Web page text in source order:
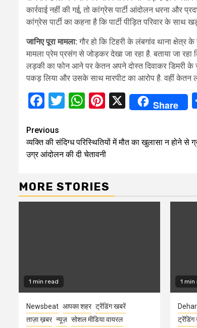
कार्रवाई नहीं की गई, तो कांग्रेस पार्टी आंदोलन धरना और
कांग्रेस पार्टी का कहना है कि पार्टी पीड़ित परिवार के
जानिए पूरा मामला: गौर हो कि टिहरी के लंबगांव थाना
मामला प्रेम प्रसंग से जोड़कर देखा जा रहा है. बताया जा
लड़की का फोन आने पर केतन अपने दोस्त दिवाकर डिमरी के
पकड़ लिया और उसके साथ मारपीट का आरोप है. वहीं केतन
Facebook
Twitter
WhatsApp
Pinterest
X Share
Continue
Reading
Previous
व्यक्ति की संदिग्ध परिस्थितियों में मौत का खुलासा न होने से
उग्र आंदोलन की दी चेतावनी
MORE STORIES
1 min read
Newsbeat आपका शहर ट्रेंडिंग खबरें
ताज़ा ख़बर न्यूज़ सोशल मीडिया वायरल
1 min
ट्रेंडिंग